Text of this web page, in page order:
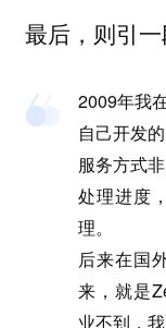
最后，则引
2009年我
自己开发
服务方式
处理进度
理。
后来在国
来，就是
业不到，